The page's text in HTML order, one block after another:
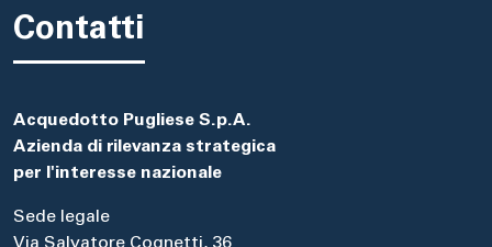
Contatti
Acquedotto Pugliese S.p.A.
Azienda di rilevanza strategica
per l'interesse nazionale
Sede legale